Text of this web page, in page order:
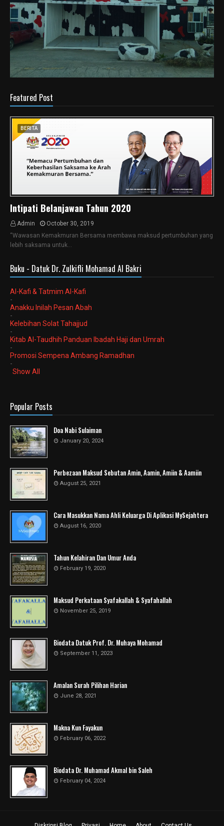
Featured Post
BERITA
Intipati Belanjawan Tahun 2020
Admin
October 30, 2019
“Wawasan Kemakmuran Bersama membawa maksud pertumbuhan yang
lebih saksama untuk…
Buku - Datuk Dr. Zulkifli Mohamad Al Bakri
Al-Kafi & Tatmim Al-Kafi
-
Anakku Inilah Pesan Abah
-
Kelebihan Solat Tahajjud
-
Kitab Al-Taudhih Panduan Ibadah Haji dan Umrah
-
Promosi Sempena Ambang Ramadhan
-
Show All
Popular Posts
Doa Nabi Sulaiman
January 20, 2024
Perbezaan Maksud Sebutan Amin, Aamin, Amiin & Aamiin
August 25, 2021
Cara Masukkan Nama Ahli Keluarga Di Aplikasi MySejahtera
August 16, 2020
Tahun Kelahiran Dan Umur Anda
February 19, 2020
Maksud Perkataan Syafakallah & Syafahallah
November 25, 2019
Biodata Datuk Prof. Dr. Muhaya Mohamad
September 11, 2023
Amalan Surah Pilihan Harian
June 28, 2021
Makna Kun Fayakun
February 06, 2022
Biodata Dr. Muhamad Akmal bin Saleh
February 04, 2024